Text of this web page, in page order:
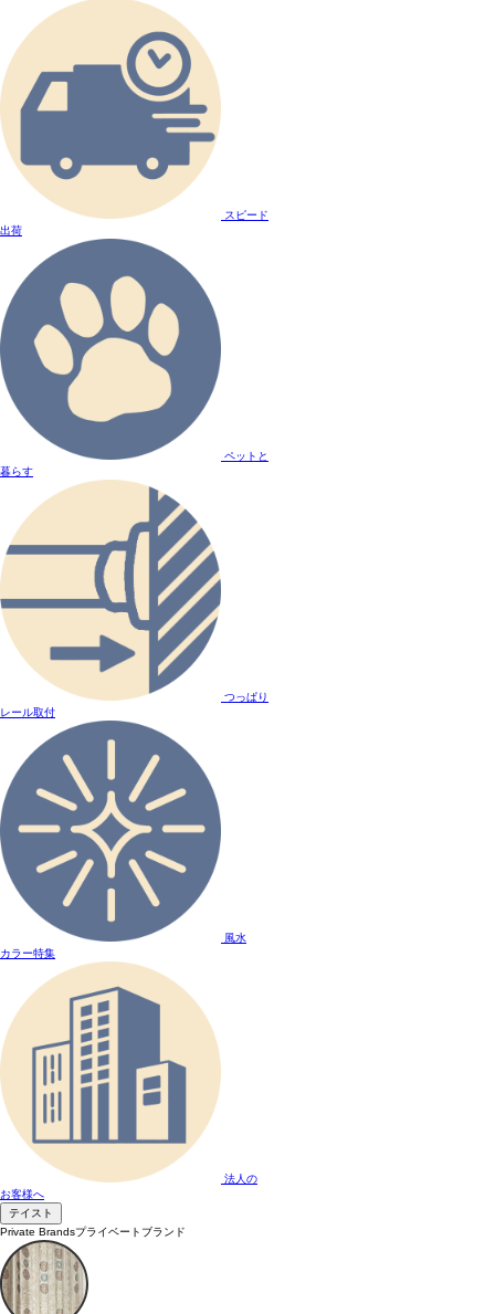
スピード
出荷
ペットと
暮らす
つっぱり
レール取付
風水
カラー特集
法人の
お客様へ
テイスト
Private Brandsプライベートブランド